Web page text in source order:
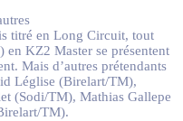
titré en Long Circuit, tout
KZ2 Master se présentent
Mais d’autres prétendants
Léglise (Birelart/TM),
(Sodi/TM), Mathias Gallepe
TM).